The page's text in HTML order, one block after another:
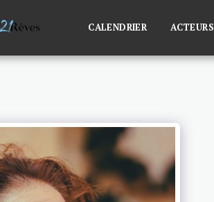
CALENDRIER ACTEURS